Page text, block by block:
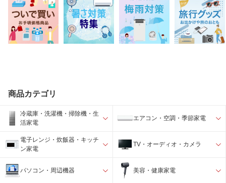
商品カテゴリ
冷蔵庫・洗濯機・掃除機・生
活家電
エアコン・空調・季節家電
電子レンジ・炊飯器・キッチ
ン家電
TV・オーディオ・カメラ
パソコン・周辺機器 美容・健康家電